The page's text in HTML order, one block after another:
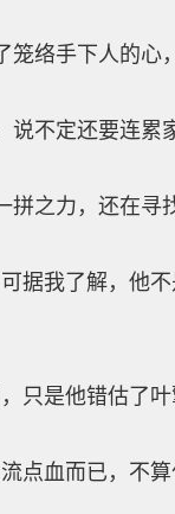
络手下人的心
不定还要连累
之力，还在寻
我了解，他不
是他错估了叶
血而已，不算